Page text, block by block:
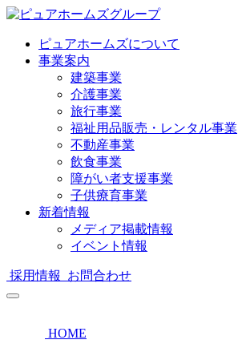
ピュアホームズについて
事業案内
建築事業
介護事業
旅行事業
福祉用品販売・レンタル事業
不動産事業
飲食事業
障がい者支援事業
子供療育事業
新着情報
メディア掲載情報
イベント情報
採用情報 お問合わせ
HOME